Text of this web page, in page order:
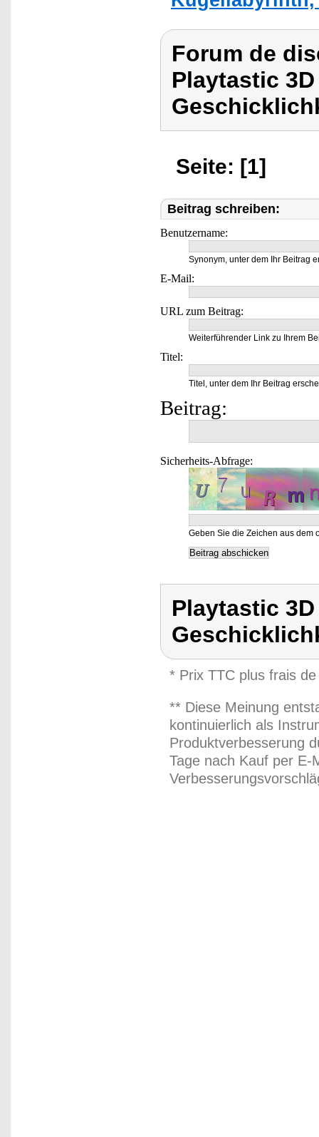
Forum de
Playtastic
Seite: [1]
Beitrag schreiben:
Benutzername:
Synonym, unter dem Ihr Beitrag
E-Mail:
URL zum Beitrag:
Weiterführender Link zu Ihrem
Titel:
Titel, unter dem Ihr Beitrag
Beitrag:
Sicherheits-Abfrage:
Geben Sie die Zeichen aus dem
Playtastic
* Prix TTC plus frais
** Diese Meinung
kontinuierlich als
Produktverbesserung
Tage nach Kauf per E-